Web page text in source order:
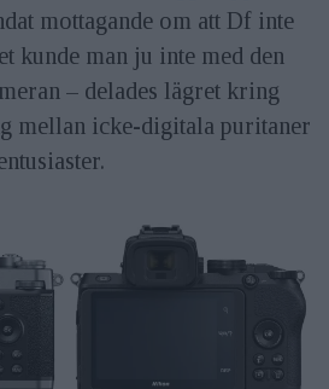
mottagande om att Df inte
kunde man ju inte med den
– delades lägret kring
mellan icke-digitala puritaner